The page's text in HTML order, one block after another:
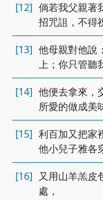
[12] 倘若我父親著
招咒詛，不得
[13] 他母親對他說
上；你只管聽
[14] 他便去拿來，
所愛的做成美
[15] 利百加又把家
他小兒子雅各
[16] 又用山羊羔皮
處，